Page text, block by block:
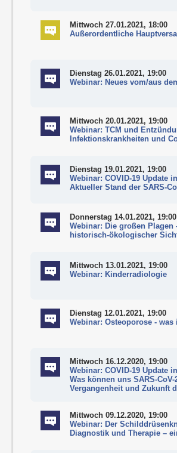
Mittwoch 27.01.2021, 18:00
Außerordentliche
Dienstag 26.01.2021, 19:00
Webinar: Neues vom/aus
Mittwoch 20.01.2021, 19:00
Webinar: TCM und
Infektionskrankheiten und
Dienstag 19.01.2021, 19:00
Webinar: COVID-19 Update
Aktueller Stand der SARS-
Donnerstag 14.01.2021, 19:00
Webinar: Die großen
historisch-ökologischer
Mittwoch 13.01.2021, 19:00
Webinar: Kinderradiologie
Dienstag 12.01.2021, 19:00
Webinar: Osteoporose -
Mittwoch 16.12.2020, 19:00
Webinar: COVID-19 Update
Was können uns SARS-
Vergangenheit und Zukunft
Mittwoch 09.12.2020, 19:00
Webinar: Der
Diagnostik und Therapie –